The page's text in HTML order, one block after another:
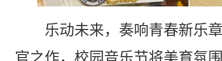
乐动未来，奏响青春新乐章
官之作，校园音乐节将美育氛